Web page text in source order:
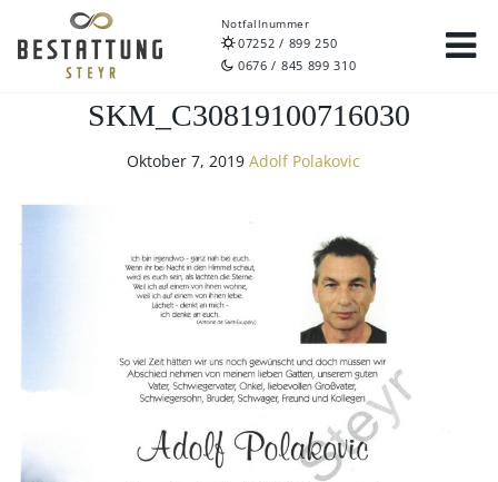
Notfallnummer
07252 / 899 250
0676 / 845 899 310
SKM_C30819100716030
Oktober 7, 2019 Adolf Polakovic